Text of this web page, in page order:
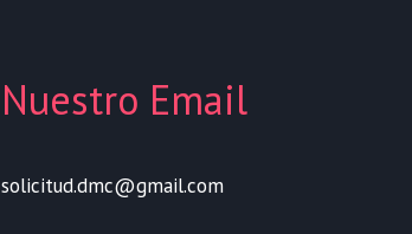
Nuestro Email
solicitud.dmc@gmail.com